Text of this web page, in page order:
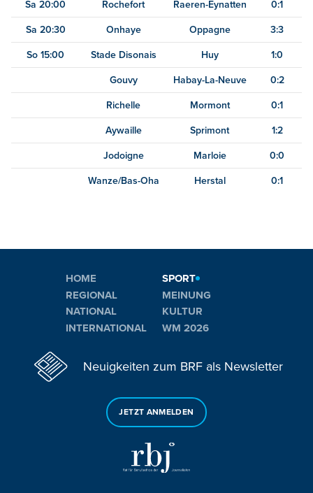
Sa 20:00 Rochefort Raeren-Eynatten 0:1
Sa 20:30 Onhaye Oppagne 3:3
So 15:00 Stade Disonais Huy 1:0
Gouvy Habay-La-Neuve 0:2
Richelle Mormont 0:1
Aywaille Sprimont 1:2
Jodoigne Marloie 0:0
Wanze/Bas-Oha Herstal 0:1
HOME
REGIONAL
NATIONAL
INTERNATIONAL
SPORT
MEINUNG
KULTUR
WM 2026
Neuigkeiten zum BRF als Newsletter
JETZT ANMELDEN